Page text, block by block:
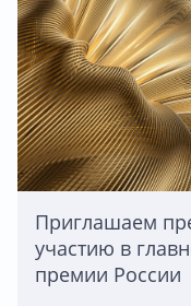
Приглашаем
участию в
премии России